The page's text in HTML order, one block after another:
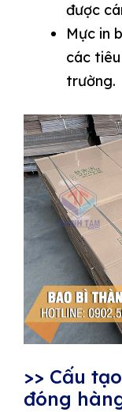
được
Mực in
các
trường.
>> Cấu
đóng